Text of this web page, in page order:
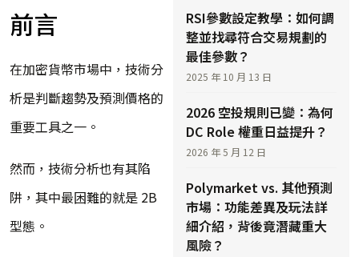
前言
在加密貨幣市場中，技術分
析是判斷趨勢及預測價格的
重要工具之一。
然而，技術分析也有其陷
阱，其中最困難的就是 2B
型態。
RSI參數設定教學：如何調
整並找尋符合交易規劃的
最佳參數？
2025 年 10 月 13 日
2026 空投規則已變：為何
DC Role 權重日益提升？
2026 年 5 月 12 日
Polymarket vs. 其他預測
市場：功能差異及玩法詳
細介紹，背後竟潛藏重大
風險？